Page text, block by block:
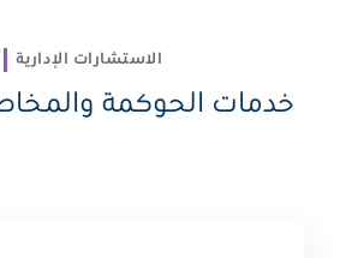
الاستشارات الإدارية
خدمات الحوكمة